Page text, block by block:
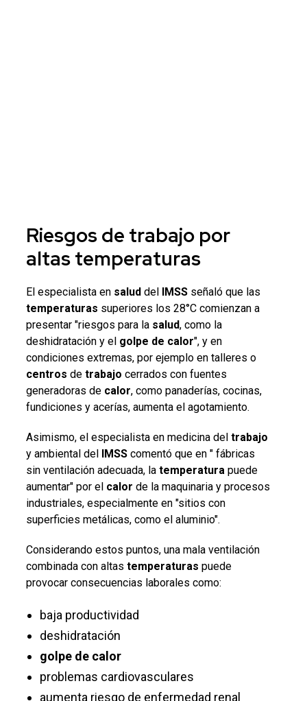
Riesgos de trabajopor
altastemperaturas
El especialista en saluddel IMSSseñaló que las
temperaturas superiores los 28°C comienzan a
presentar "riesgos para la salud, como la
deshidratación y el golpe de calor", y en
condiciones extremas, por ejemplo en talleres o
centros de trabajo cerrados con fuentes
generadoras de calor, como panaderías, cocinas,
fundiciones y acerías, aumenta el agotamiento.
Asimismo, el especialista en medicina del trabajo
y ambiental del IMSS comentó que en " fábricas
sin ventilación adecuada, la temperaturapuede
aumentar" por el calor de la maquinaria y procesos
industriales, especialmente en "sitios con
superficies metálicas, como el aluminio".
Considerando estos puntos, una mala ventilación
combinada con altas temperaturas puede
provocar consecuencias laborales como:
baja productividad
deshidratación
golpe de calor
problemas cardiovasculares
aumenta riesgo de enfermedad renal